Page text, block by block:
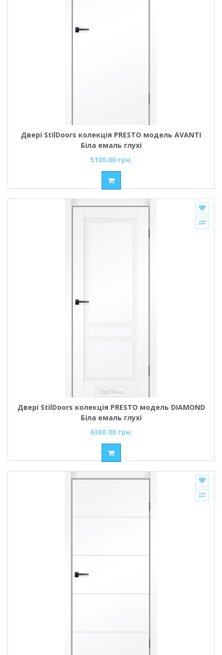
Двері StilDoors колекція PRESTO модель AVANTI
Біла емаль глухі
5100.00 грн.
Двері StilDoors колекція PRESTO модель DIAMOND
Біла емаль глухі
6300.00 грн.